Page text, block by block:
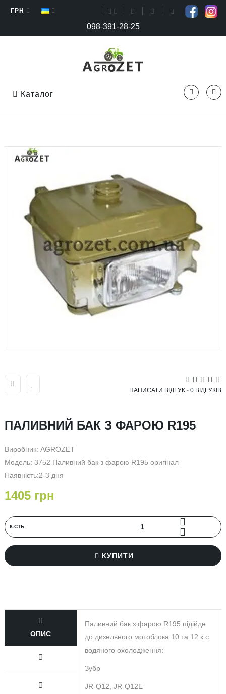
ГРН
098-391-28-25
Каталог
НАПИСАТИ ВІДГУК - 0 ВІДГУКІВ
ПАЛИВНИЙ БАК З ФАРОЮ R195
Виробник: AGROZET
Модель: 3752 Паливний бак з фарою R195 оригінал
Наявність:2-3 дня
1405 грн
К‐СТЬ.
КУПИТИ
ОПИС
Паливний бак з фарою R195 підійде
до дизельного мотоблока 10 та 12 к.с
водяного охолодження:
Зубр
JR-Q12, JR-Q12E